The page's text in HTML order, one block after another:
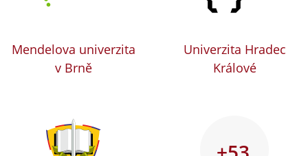
Mendelova univerzita
v Brně
Univerzita Hradec
Králové